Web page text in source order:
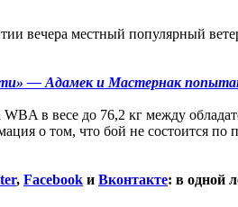
вечера местный популярный
— Адамек и Мастернак
в весе до 76,2 кг между
о том, что бой не состоится по
, Facebook и Вконтакте: в одной